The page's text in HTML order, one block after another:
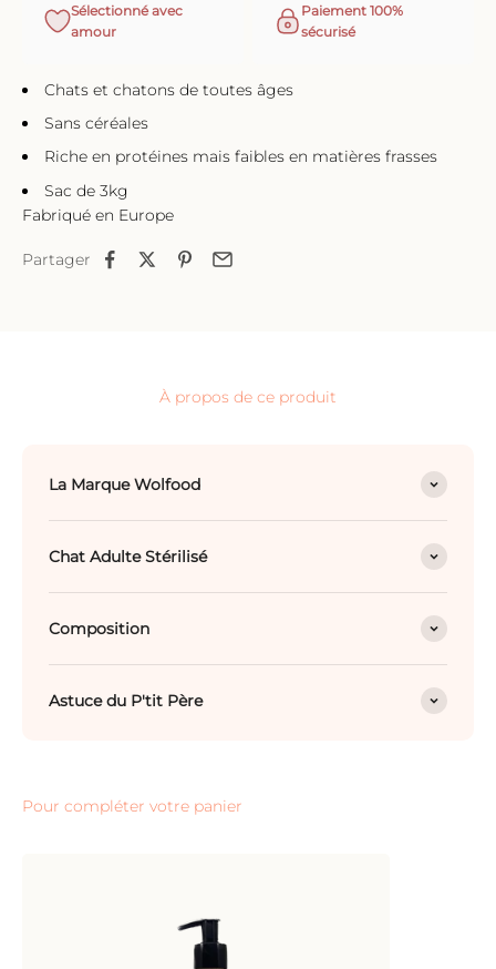
Sélectionné avec
amour
Paiement 100%
sécurisé
Chats et chatons de toutes âges
Sans céréales
Riche en protéines mais faibles en matières frasses
Sac de 3kg
Fabriqué en Europe
Partager
À propos de ce produit
La Marque Wolfood
Chat Adulte Stérilisé
Composition
Astuce du P'tit Père